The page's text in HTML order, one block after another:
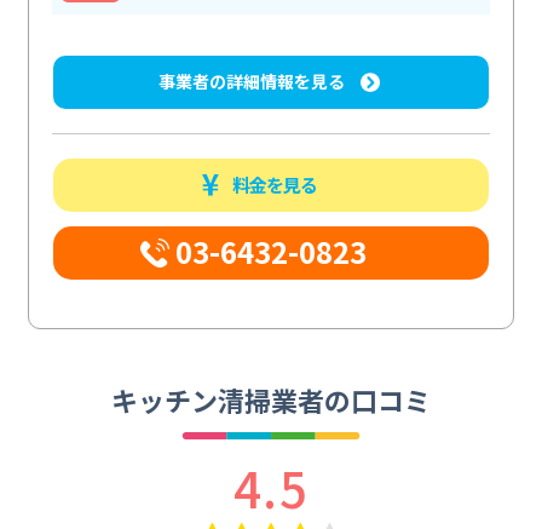
事業者の詳細情報を見る
料金を見る
03-6432-0823
キッチン清掃業者の口コミ
4.5